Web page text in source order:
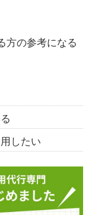
方の参考になる
したい